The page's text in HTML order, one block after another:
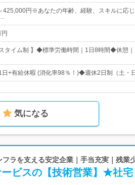
425,000円※あなたの年齢、経験、スキルに応
スタイム制 】◆標準労働時間｜1日8時間◆休憩
+有給休暇 (消化率98％！)◆週休2日制（土
気になる
ラを支える安定企業｜手当充実｜残業
ビスの【技術営業】★社宅